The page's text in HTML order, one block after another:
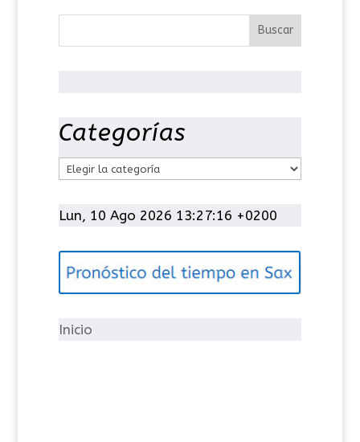
Categorías
t
g
í
Lun, 10 Ago 2026 13:27:16 +0200
Inicio